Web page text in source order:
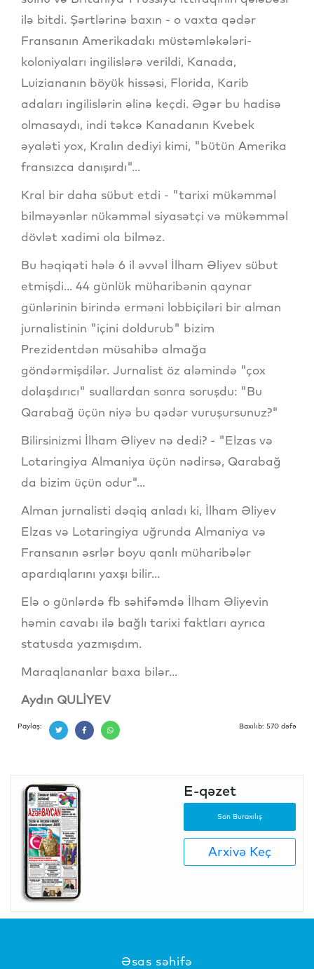
ilə bitdi. Şərtlərinə baxın - o vaxta qədər
Fransanın Amerikadakı müstəmləkələri-
koloniyaları ingilislərə verildi, Kanada,
Luiziananın böyük hissəsi, Florida, Karib
adaları ingilislərin əlinə keçdi. Əgər bu hadisə
olmasaydı, indi təkcə Kanadanın Kvebek
əyaləti yox, Kralın dediyi kimi, "bütün Amerika
fransızca danışırdı"...
Kral bir daha sübut etdi - "tarixi mükəmməl
bilməyənlər nükəmməl siyasətçi və mükəmməl
dövlət xadimi ola bilməz.
Bu həqiqəti hələ 6 il əvvəl İlham Əliyev sübut
etmişdi... 44 günlük müharibənin qaynar
günlərinin birində erməni lobbiçiləri bir alman
jurnalistinin "içini doldurub" bizim
Prezidentdən müsahibə almağa
göndərmişdilər. Jurnalist öz aləmində "çox
dolaşdırıcı" suallardan sonra soruşdu: "Bu
Qarabağ üçün niyə bu qədər vuruşursunuz?"
Bilirsinizmi İlham Əliyev nə dedi? - "Elzas və
Lotaringiya Almaniya üçün nədirsə, Qarabağ
da bizim üçün odur"...
Alman jurnalisti dəqiq anladı ki, İlham Əliyev
Elzas və Lotaringiya uğrunda Almaniya və
Fransanın əsrlər boyu qanlı müharibələr
apardıqlarını yaxşı bilir...
Elə o günlərdə fb səhifəmdə İlham Əliyevin
həmin cavabı ilə bağlı tarixi faktları ayrıca
statusda yazmışdım.
Maraqlananlar baxa bilər...
Aydın QULİYEV
Paylaş: Baxılıb: 570 dəfə
E-qəzet
Son Buraxılış
Arxivə Keç
Əsas səhifə